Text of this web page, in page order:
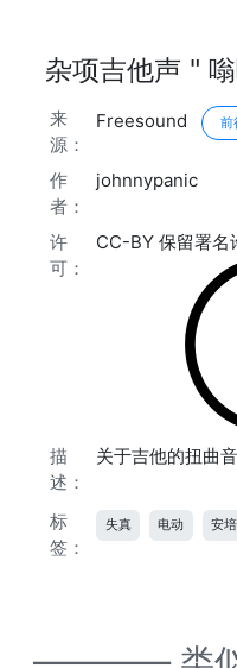
杂项吉他声 "
来
源：
Freesound 前
作
者：
johnnypanic
许
可：
CC-BY 保留署名
描
述：
关于吉他的扭曲
标
签：
失真 电动 安培